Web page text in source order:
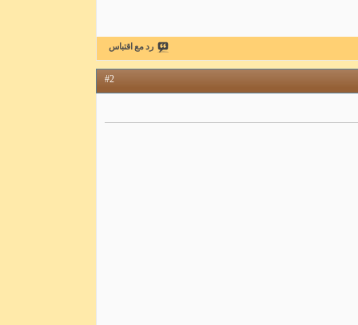
رد مع اقتباس
#2